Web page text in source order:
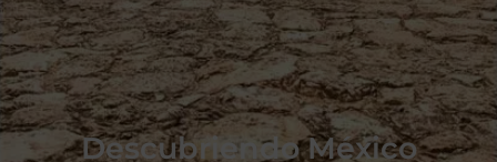
Descubriendo México